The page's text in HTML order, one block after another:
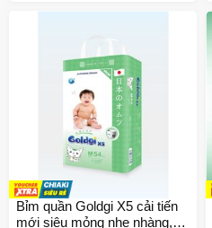
Bỉm quần Goldgi X5 cải tiến
mới siêu mỏng nhẹ nhàng,